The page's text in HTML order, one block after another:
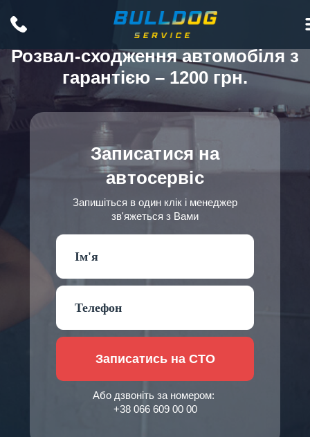
Розвал-сходження автомобіля з
гарантією – 1200 грн.
Записатися на
автосервіс
Запишіться в один клік і менеджер
зв'яжеться з Вами
Записатись на СТО
Або дзвоніть за номером:
+38 066 609 00 00